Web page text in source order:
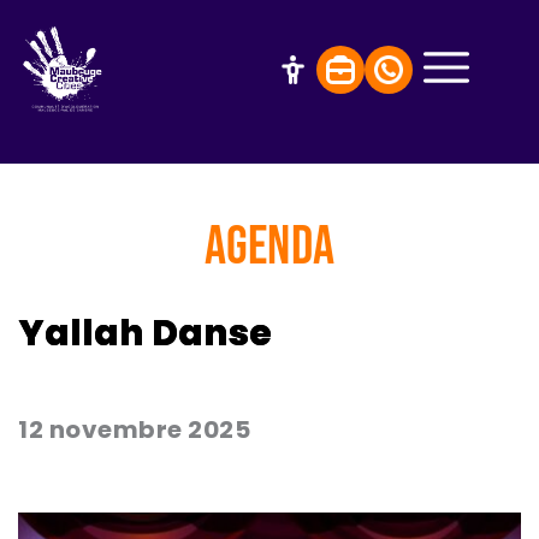
AGENDA
Yallah Danse
12 novembre 2025